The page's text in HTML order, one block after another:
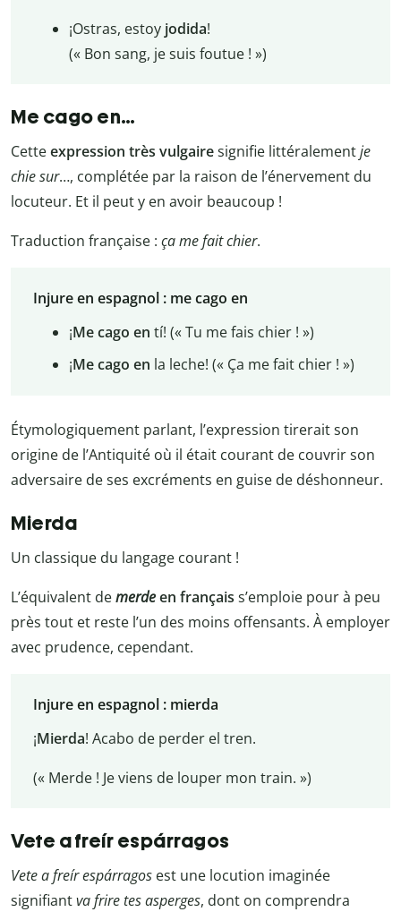
¡Ostras, estoyjodida!
(« Bon sang, je suis foutue ! »)
Me cago en…
Cetteexpression très vulgairesignifie littéralementje
chie sur…, complétée par la raison de l’énervement du
locuteur. Et il peut y en avoir beaucoup !
Traduction française : ça me fait chier.
Injure en espagnol : me cago en
¡Me cago en tí! (« Tu me fais chier ! »)
¡Me cago en la leche! (« Ça me fait chier ! »)
Étymologiquement parlant, l’expression tirerait son
origine de l’Antiquité où il était courant de couvrir son
adversaire de ses excréments en guise de déshonneur.
Mierda
Un classique du langage courant !
L’équivalent demerdeen français s’emploie pour à peu
près tout et reste l’un des moins offensants. À employer
avec prudence, cependant.
Injure en espagnol : mierda
¡Mierda! Acabo de perder el tren.
(« Merde ! Je viens de louper mon train. »)
Vete a freír espárragos
Vete a freír espárragos est une locution imaginée
signifiantva frire tes asperges, dont on comprendra